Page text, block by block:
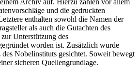
und die gedruckten
enthalten sowohl die Namen der
als auch die Gutachten des
Unterstützung des
worden ist. Zusätzlich wurde
Nobelinstituts gesichtet. Soweit bewegt
sicheren Quellengrundlage.